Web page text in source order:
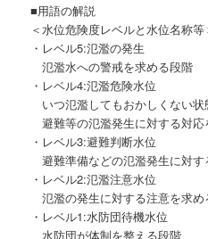
■用語の解説
＜水位危険度レベルと水位名称等
・レベル5:氾濫の発生
氾濫水への警戒を求める段階
・レベル4:氾濫危険水位
いつ氾濫してもおかしくない状
避難等の氾濫発生に対する対応
・レベル3:避難判断水位
避難準備などの氾濫発生に対
・レベル2:氾濫注意水位
氾濫の発生に対する注意を求め
・レベル1:水防団待機水位
水防団が体制を整える段階